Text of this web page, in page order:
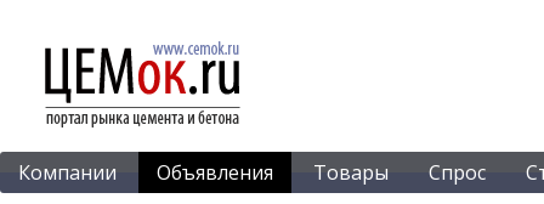
Компании Объявления Товары Спрос